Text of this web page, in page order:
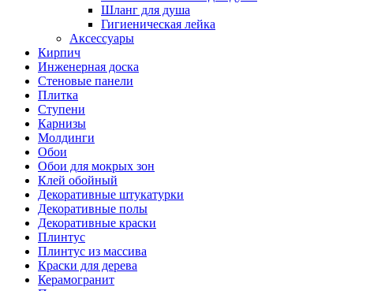
Шланг для душа
Гигиеническая лейка
Аксессуары
Кирпич
Инженерная доска
Стеновые панели
Плитка
Ступени
Карнизы
Молдинги
Обои
Обои для мокрых зон
Клей обойный
Декоративные штукатурки
Декоративные полы
Декоративные краски
Плинтус
Плинтус из массива
Краски для дерева
Керамогранит